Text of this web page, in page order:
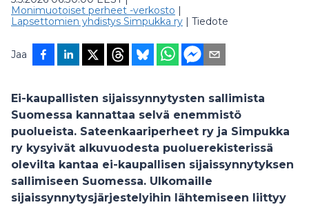
Monimuotoiset perheet -verkosto |
Lapsettomien yhdistys Simpukka ry | Tiedote
Jaa
Ei-kaupallisten sijaissynnytysten sallimista
Suomessa kannattaa selvä enemmistö
puolueista. Sateenkaariperheet ry ja Simpukka
ry kysyivät alkuvuodesta puoluerekisterissä
olevilta kantaa ei-kaupallisen sijaissynnytyksen
sallimiseen Suomessa. Ulkomaille
sijaissynnytysjärjestelyihin lähtemiseen liittyy